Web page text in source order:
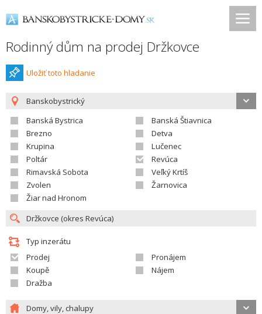
Rodinný dům na prodej Držkovce
Uložiť toto hladanie
Banskobystrický
Banská Bystrica
Banská Štiavnica
Brezno
Detva
Krupina
Lučenec
Poltár
Revúca
Rimavská Sobota
Veľký Krtíš
Zvolen
Žarnovica
Žiar nad Hronom
Typ inzerátu
Prodej
Pronájem
Koupě
Nájem
Dražba
Domy, vily, chalupy